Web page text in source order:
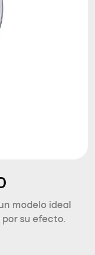
modelo ideal
su efecto.